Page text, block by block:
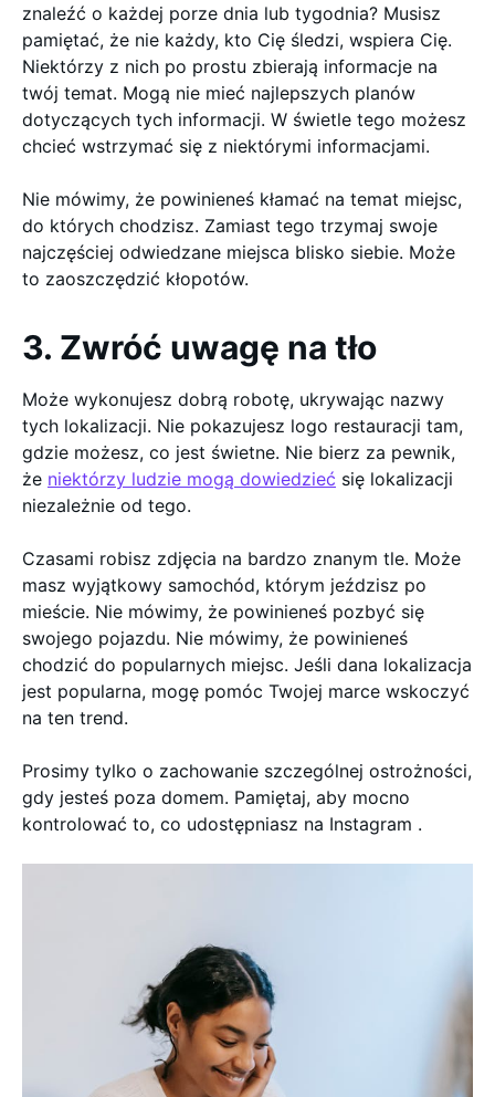
znaleźć o każdej porze dnia lub tygodnia? Musisz
pamiętać, że nie każdy, kto Cię śledzi, wspiera Cię.
Niektórzy z nich po prostu zbierają informacje na
twój temat. Mogą nie mieć najlepszych planów
dotyczących tych informacji. W świetle tego możesz
chcieć wstrzymać się z niektórymi informacjami.
Nie mówimy, że powinieneś kłamać na temat miejsc,
do których chodzisz. Zamiast tego trzymaj swoje
najczęściej odwiedzane miejsca blisko siebie. Może
to zaoszczędzić kłopotów.
3. Zwróć uwagę na tło
Może wykonujesz dobrą robotę, ukrywając nazwy
tych lokalizacji. Nie pokazujesz logo restauracji tam,
gdzie możesz, co jest świetne. Nie bierz za pewnik,
że niektórzy ludzie mogą dowiedzieć się lokalizacji
niezależnie od tego.
Czasami robisz zdjęcia na bardzo znanym tle. Może
masz wyjątkowy samochód, którym jeździsz po
mieście. Nie mówimy, że powinieneś pozbyć się
swojego pojazdu. Nie mówimy, że powinieneś
chodzić do popularnych miejsc. Jeśli dana lokalizacja
jest popularna, mogę pomóc Twojej marce wskoczyć
na ten trend.
Prosimy tylko o zachowanie szczególnej ostrożności,
gdy jesteś poza domem. Pamiętaj, aby mocno
kontrolować to, co udostępniasz na Instagram .